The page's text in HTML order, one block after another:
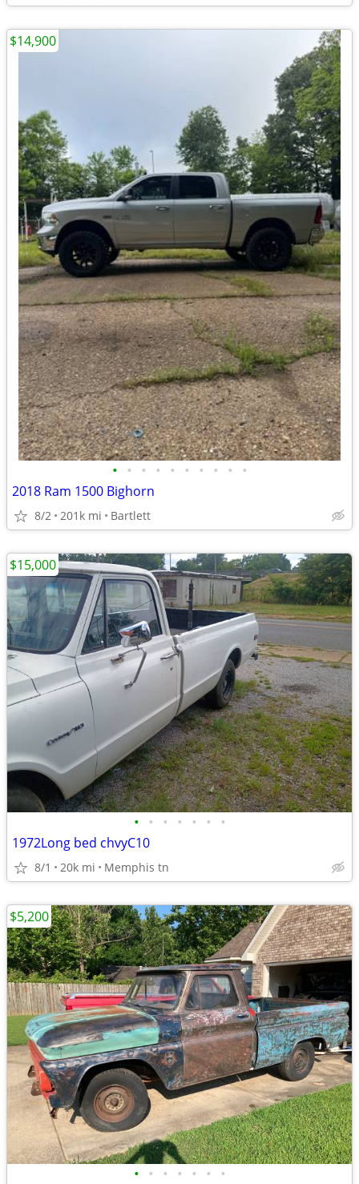
• • • • • • • • • •
2018 Ram 1500 Bighorn
8/2 201k mi Bartlett
$14,900
• • • • • • •
1972Long bed chvyC10
8/1 20k mi Memphis tn
$15,000
• • • • • • •
$5,200